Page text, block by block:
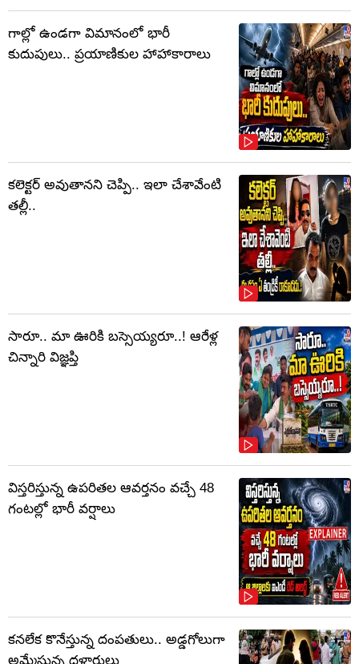
గాల్లో ఉండగా విమానంలో భారీ
కుదుపులు.. ప్రయాణికుల హాహాకారాలు
కలెక్టర్‌ అవుతానని చెప్పి.. ఇలా చేశావేంటి
తల్లీ..
సారూ.. మా ఊరికి బస్సెయ్యరూ..! ఆరేళ్ల
చిన్నారి విజ్ఞప్తి
విస్తరిస్తున్న ఉపరితల ఆవర్తనం వచ్చే 48
గంటల్లో భారీ వర్షాలు
కనలేక కొనేస్తున్న దంపతులు.. అడ్డగోలుగా
అమ్మేస్తున్న దళారులు